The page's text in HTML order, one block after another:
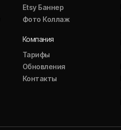
Etsy Баннер
Фото Коллаж
Компания
Тарифы
Обновления
Контакты